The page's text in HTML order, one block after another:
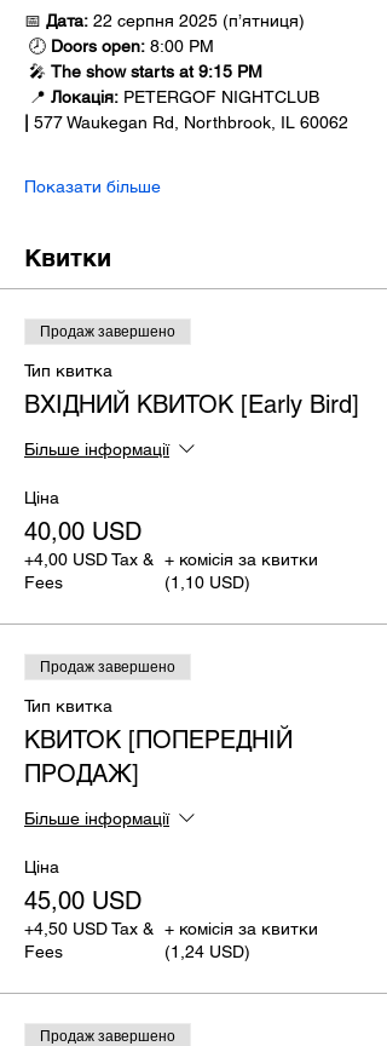
📅 Дата: 22 серпня 2025 (п’ятниця)
🕗 Doors open: 8:00 PM
🎤 The show starts at 9:15 PM
📍 Локація: PETERGOF NIGHTCLUB
| 577 Waukegan Rd, Northbrook, IL 60062
Показати більше
Квитки
Продаж завершено
Тип квитка
ВХІДНИЙ КВИТОК [Early Bird]
Більше інформації
Ціна
40,00 USD
+4,00 USD Tax &
Fees
+ комісія за квитки
(1,10 USD)
Продаж завершено
Тип квитка
КВИТОК [ПОПЕРЕДНІЙ
ПРОДАЖ]
Більше інформації
Ціна
45,00 USD
+4,50 USD Tax &
Fees
+ комісія за квитки
(1,24 USD)
Продаж завершено